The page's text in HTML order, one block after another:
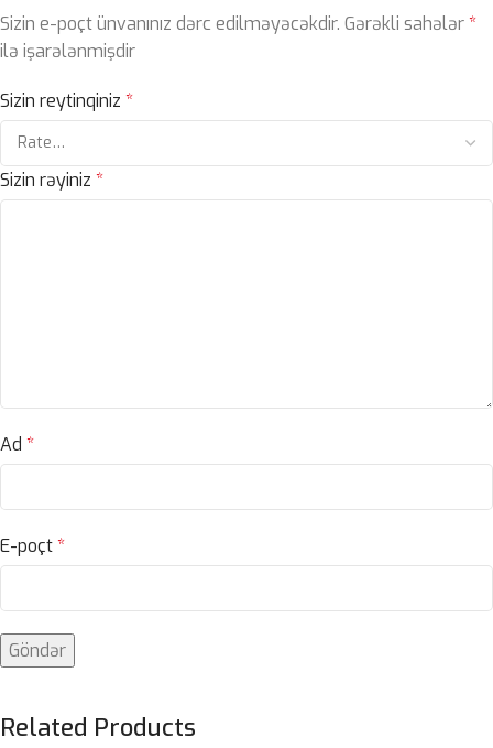
Sizin e-poçt ünvanınız dərc edilməyəcəkdir. Gərəkli sahələr*
ilə işarələnmişdir
Sizin reytinqiniz *
Sizin rəyiniz *
Ad *
E-poçt*
Related Products